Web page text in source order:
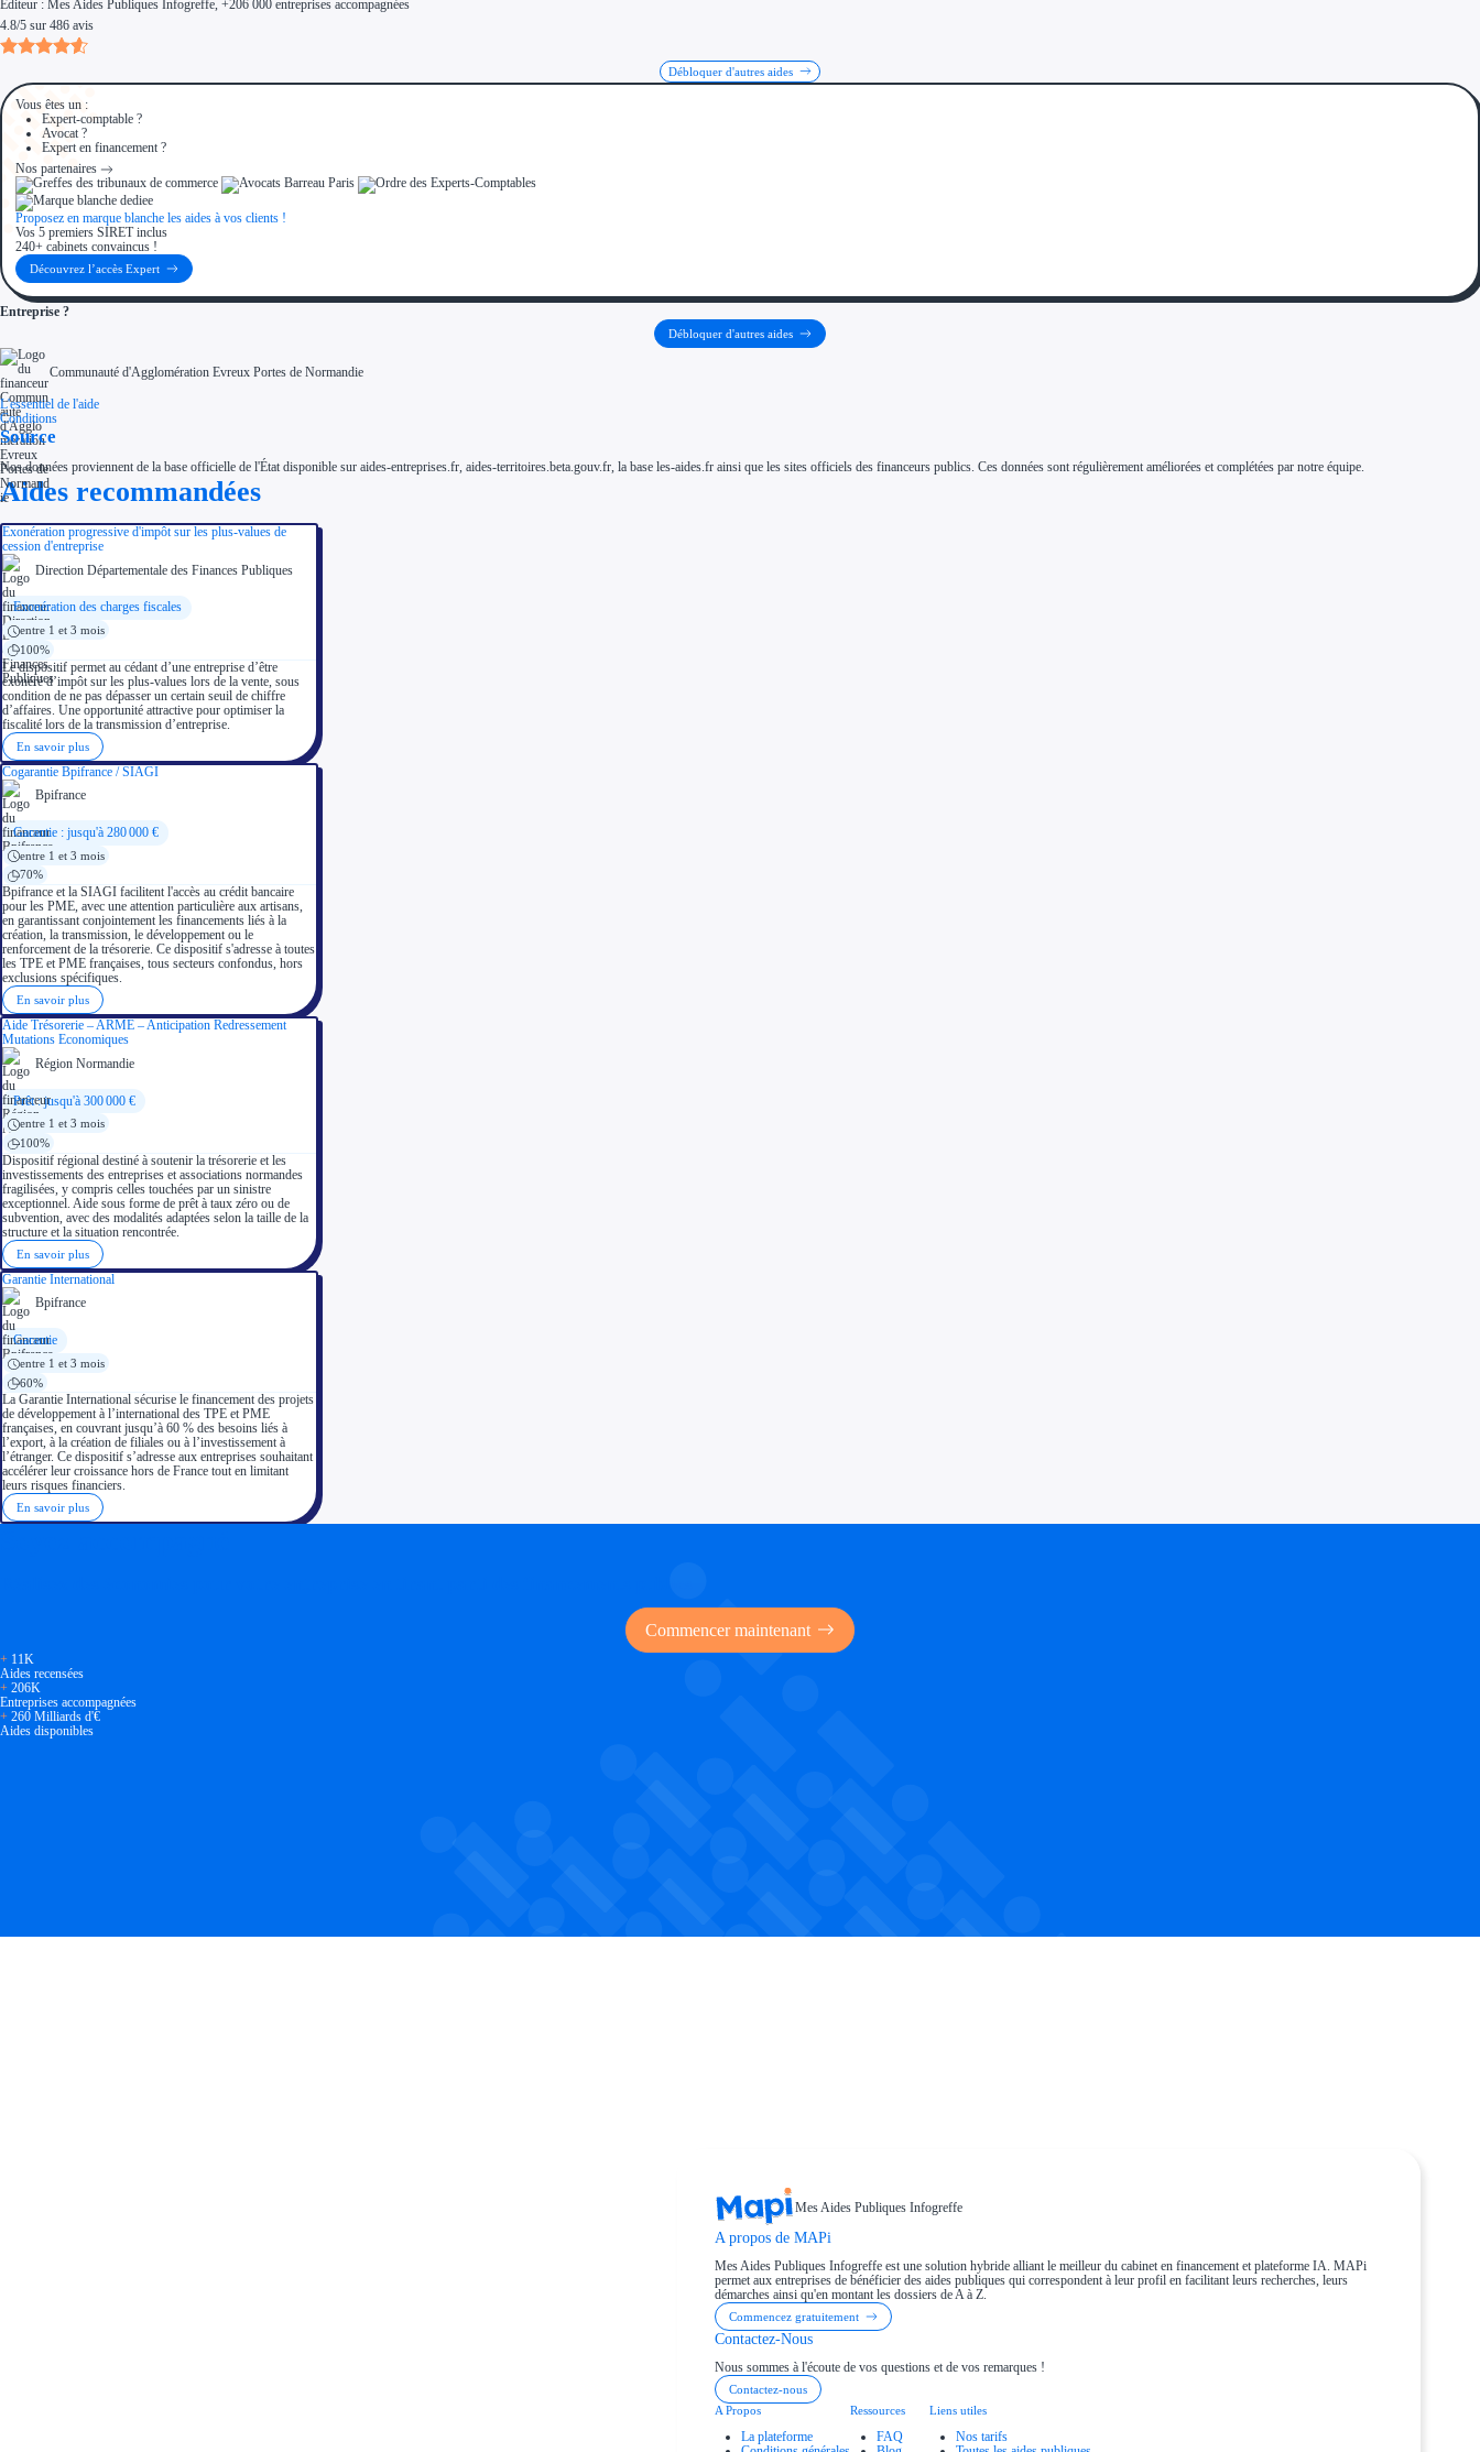
Éditeur : Mes Aides Publiques Infogreffe , +206 000 entreprises accompagnées
4.8/5 sur 486 avis
Débloquer d'autres aides
Vous êtes un :
Expert-comptable ?
Avocat ?
Expert en financement ?
Nos partenaires
Proposez en marque blanche les aides à vos clients !
Vos 5 premiers SIRET inclus
240+ cabinets convaincus !
Découvrez l’accès Expert
Entreprise ?
Débloquer d'autres aides
Communauté d'Agglomération Evreux Portes de Normandie
L'essentiel de l'aide
Conditions
Source
Nos données proviennent de la base officielle de l'État disponible sur aides-entreprises.fr, aides-territoires.beta.gouv.fr, la base les-aides.fr ainsi que les sites officiels des financeurs publics. Ces données sont régulièrement améliorées et complétées par notre équipe.
Aides recommandées
Exonération progressive d'impôt sur les plus-values de
cession d'entreprise
Direction Départementale des Finances Publiques
Exonération des charges fiscales
entre 1 et 3 mois
100%
Le dispositif permet au cédant d’une entreprise d’être
exonéré d’impôt sur les plus-values lors de la vente, sous
condition de ne pas dépasser un certain seuil de chiffre
d’affaires. Une opportunité attractive pour optimiser la
fiscalité lors de la transmission d’entreprise.
En savoir plus
Cogarantie Bpifrance / SIAGI
Bpifrance
Garantie : jusqu'à 280 000 €
entre 1 et 3 mois
70%
Bpifrance et la SIAGI facilitent l'accès au crédit bancaire
pour les PME, avec une attention particulière aux artisans,
en garantissant conjointement les financements liés à la
création, la transmission, le développement ou le
renforcement de la trésorerie. Ce dispositif s'adresse à toutes
les TPE et PME françaises, tous secteurs confondus, hors
exclusions spécifiques.
En savoir plus
Aide Trésorerie – ARME – Anticipation Redressement
Mutations Economiques
Région Normandie
Prêt : jusqu'à 300 000 €
entre 1 et 3 mois
100%
Dispositif régional destiné à soutenir la trésorerie et les
investissements des entreprises et associations normandes
fragilisées, y compris celles touchées par un sinistre
exceptionnel. Aide sous forme de prêt à taux zéro ou de
subvention, avec des modalités adaptées selon la taille de la
structure et la situation rencontrée.
En savoir plus
Garantie International
Bpifrance
Garantie
entre 1 et 3 mois
60%
La Garantie International sécurise le financement des projets
de développement à l’international des TPE et PME
françaises, en couvrant jusqu’à 60 % des besoins liés à
l’export, à la création de filiales ou à l’investissement à
l’étranger. Ce dispositif s’adresse aux entreprises souhaitant
accélérer leur croissance hors de France tout en limitant
leurs risques financiers.
En savoir plus
Commencer maintenant
+ 11K
Aides recensées
+ 206K
Entreprises accompagnées
+ 260 Milliards d'€
Aides disponibles
Mes Aides Publiques Infogreffe
A propos de MAPi
Mes Aides Publiques Infogreffe est une solution hybride alliant le meilleur du cabinet en financement et plateforme IA. MAPi
permet aux entreprises de bénéficier des aides publiques qui correspondent à leur profil en facilitant leurs recherches, leurs
démarches ainsi qu'en montant les dossiers de A à Z.
Commencez gratuitement
Contactez-Nous
Nous sommes à l'écoute de vos questions et de vos remarques !
Contactez-nous
A Propos
La plateforme
Ressources
FAQ
Liens utiles
Nos tarifs